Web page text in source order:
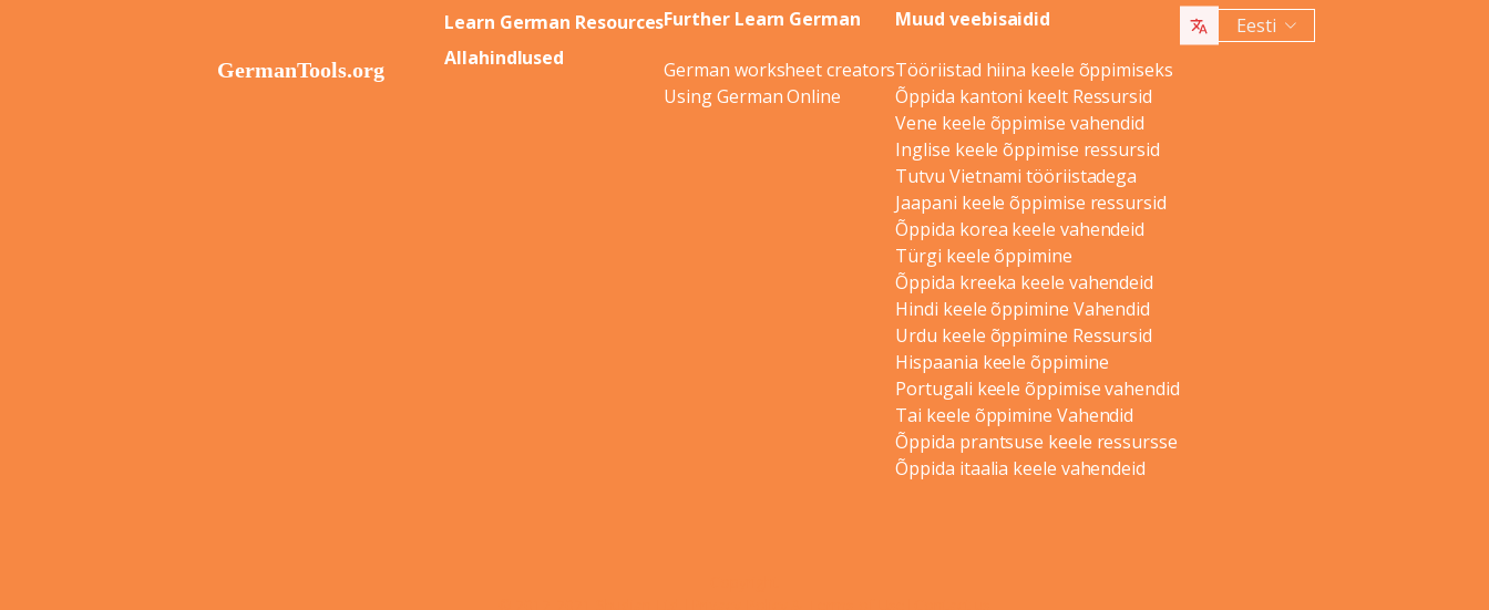
Learn German Resources
Allahindlused
Further Learn German
German worksheet creators
Using German Online
Muud veebisaidid
Tööriistad hiina keele õppimiseks
Õppida kantoni keelt Ressursid
Vene keele õppimise vahendid
Inglise keele õppimise ressursid
Tutvu Vietnami tööriistadega
Jaapani keele õppimise ressursid
Õppida korea keele vahendeid
Türgi keele õppimine
Õppida kreeka keele vahendeid
Hindi keele õppimine Vahendid
Urdu keele õppimine Ressursid
Hispaania keele õppimine
Portugali keele õppimise vahendid
Tai keele õppimine Vahendid
Õppida prantsuse keele ressursse
Õppida itaalia keele vahendeid
Eesti